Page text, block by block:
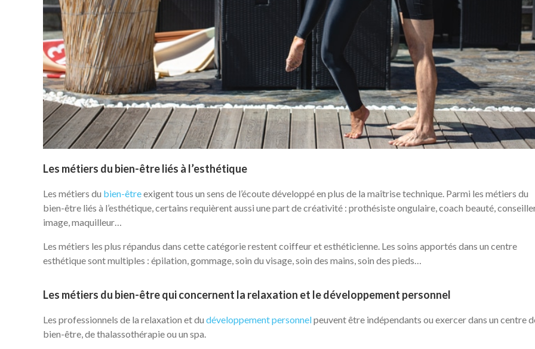
Les métiers du bien-être liés à l’esthétique
Les métiers du bien-êtreexigent tous un sens de l’écoute développé en plus de la maîtrise technique. Parmi les métiers du
bien-être liés à l’esthétique, certains requièrent aussi une part de créativité : prothésiste ongulaire, coach beauté,
image, maquilleur…
Les métiers les plus répandus dans cette catégorie restent coiffeur et esthéticienne. Les soins apportés dans un centre
esthétique sont multiples : épilation, gommage, soin du visage, soin des mains, soin des pieds…
Les métiers du bien-être qui concernent la relaxation et le développement personnel
Les professionnels de la relaxation et du développement personnelpeuvent être indépendants ou exercer dans un centre
bien-être, de thalassothérapie ou un spa.